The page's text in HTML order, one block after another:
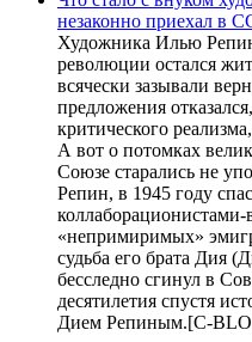
незаконно приехал в
Художника Илью
революции остался
всячески зазывали
предложения
критического
А вот о потомках
Союзе старались не
Репин, в 1945 году
«непримиримых»
судьба его брата Дия
бесследно сгинул в
десятилетия спустя
Дием Репиным.[С-